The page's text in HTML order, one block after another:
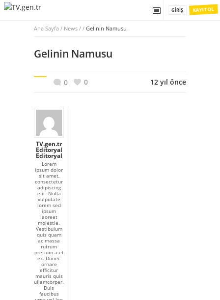
KAYIT OL
GIRIŞ
Ana Sayfa / News / / Gelinin Namusu
Gelinin Namusu
0 0 12 yıl önce
TV.gen.tr
Editoryal
Editoryal
Lorem
ipsum dolor
sit amet,
consectetur
adipiscing
elit. Nulla
vulputate
lorem sed
ipsum
laoreet
molestie.
Vestibulum
quis quam
ac massa
rutrum
pretium a et
ex. Donec
ornare
efficitur
mauris quis
ullamcorper.
Duis
faucibus